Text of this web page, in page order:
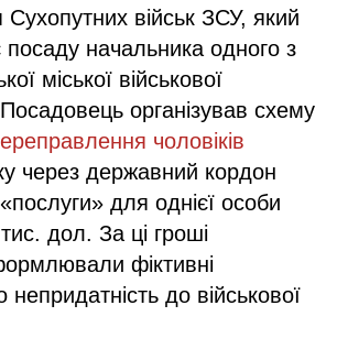
військ ЗСУ, який
посаду начальника одного з
міської військової
Посадовець організував схему
чоловіків
через державний кордон
для однієї особи
дол. За ці гроші
фіктивні
до військової